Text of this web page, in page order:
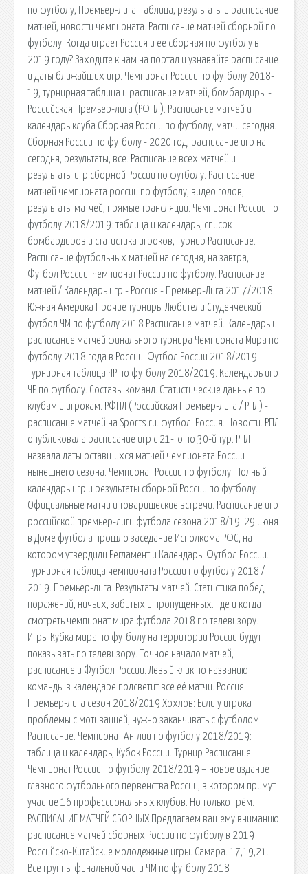
по футболу, Премьер-лига: таблица, результаты и расписание
матчей, новости чемпионата. Расписание матчей сборной по
футболу. Когда играет Россия и ее сборная по футболу в
2019 году? Заходите к нам на портал и узнавайте расписание
и даты ближайших игр. Чемпионат России по футболу 2018-
19, турнирная таблица и расписание матчей, бомбардиры -
Российская Премьер-лига (РФПЛ). Расписание матчей и
календарь клуба Сборная России по футболу, матчи сегодня.
Сборная России по футболу - 2020 год, расписание игр на
сегодня, результаты, все. Расписание всех матчей и
результаты игр сборной России по футболу. Расписание
матчей чемпионата россии по футболу, видео голов,
результаты матчей, прямые трансляции. Чемпионат России по
футболу 2018/2019: таблица и календарь, список
бомбардиров и статистика игроков, Турнир Расписание.
Расписание футбольных матчей на сегодня, на завтра,
Футбол России. Чемпионат России по футболу. Расписание
матчей / Календарь игр - Россия - Премьер-Лига 2017/2018.
Южная Америка Прочие турниры Любители Студенческий
футбол ЧМ по футболу 2018 Расписание матчей. Календарь и
расписание матчей финального турнира Чемпионата Мира по
футболу 2018 года в России. Футбол России 2018/2019.
Турнирная таблица ЧР по футболу 2018/2019. Календарь игр
ЧР по футболу. Составы команд. Статистические данные по
клубам и игрокам. РФПЛ (Российская Премьер-Лига / РПЛ) -
расписание матчей на Sports.ru. футбол. Россия. Новости. РПЛ
опубликовала расписание игр с 21-го по 30-й тур. РПЛ
назвала даты оставшихся матчей чемпионата России
нынешнего сезона. Чемпионат России по футболу. Полный
календарь игр и результаты сборной России по футболу.
Официальные матчи и товарищеские встречи. Расписание игр
российской премьер-лиги футбола сезона 2018/19. 29 июня
в Доме футбола прошло заседание Исполкома РФС, на
котором утвердили Регламент и Календарь. Футбол России.
Турнирная таблица чемпионата России по футболу 2018 /
2019. Премьер-лига. Результаты матчей. Статистика побед,
поражений, ничьих, забитых и пропущенных. Где и когда
смотреть чемпионат мира футбола 2018 по телевизору.
Игры Кубка мира по футболу на территории России будут
показывать по телевизору. Точное начало матчей,
расписание и Футбол России. Левый клик по названию
команды в календаре подсветит все её матчи. Россия.
Премьер-Лига сезон 2018/2019 Хохлов: Если у игрока
проблемы с мотивацией, нужно заканчивать с футболом
Расписание. Чемпионат Англии по футболу 2018/2019:
таблица и календарь, Кубок России. Турнир Расписание.
Чемпионат России по футболу 2018/2019 – новое издание
главного футбольного первенства России, в котором примут
участие 16 профессиональных клубов. Но только трём.
РАСПИСАНИЕ МАТЧЕЙ СБОРНЫХ Предлагаем вашему вниманию
расписание матчей сборных России по футболу в 2019
Российско-Китайские молодежные игры. Самара. 17,19,21.
Все группы финальной части ЧМ по футболу 2018